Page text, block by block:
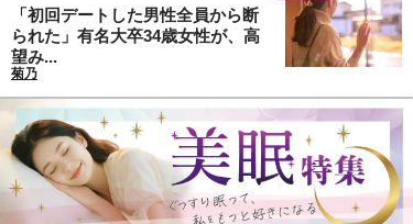
「初回デートした男性全員から断
られた」有名大卒34歳女性が、高
望み...
菊乃